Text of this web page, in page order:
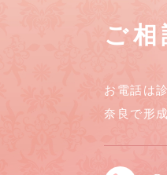
ご
お電話は
奈良で形